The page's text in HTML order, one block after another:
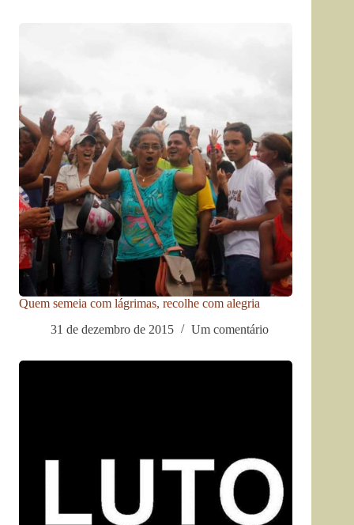
Quem semeia com lágrimas, recolhe com alegria
31 de dezembro de 2015
Um comentário